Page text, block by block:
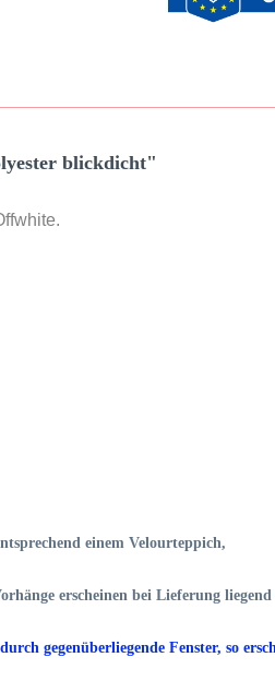
blickdicht"
einem Velourteppich,
erscheinen bei Lieferung
gegenüberliegende Fenster, so